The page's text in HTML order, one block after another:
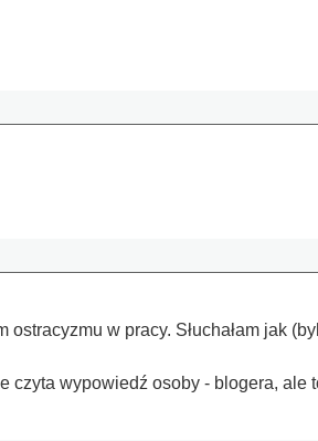
ostracyzmu w pracy. Słuchałam jak
czyta wypowiedź osoby - blogera, ale